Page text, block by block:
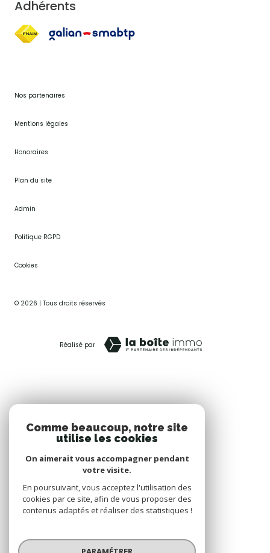
Adhérents
Nos partenaires
Mentions légales
Honoraires
Plan du site
Admin
Politique RGPD
Cookies
© 2026 | Tous droits réservés
Réalisé par
Comme beaucoup, notre site
utilise les cookies
On aimerait vous accompagner pendant
votre visite.
En poursuivant, vous acceptez l'utilisation des
cookies par ce site, afin de vous proposer des
contenus adaptés et réaliser des statistiques !